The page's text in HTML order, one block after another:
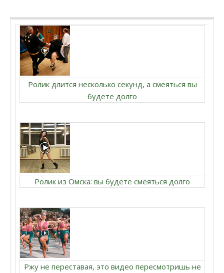
Ролик длится несколько секунд, а смеяться вы
будете долго
Ролик из Омска: вы будете смеяться долго
Ржу не переставая, это видео пересмотришь не